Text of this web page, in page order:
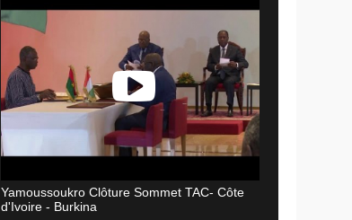
Yamoussoukro Clôture Sommet TAC- Côte
d'Ivoire - Burkina